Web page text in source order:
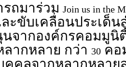
ถมาร่วม Join us in the
ะขับเคลื่อนประเด็
จากองค์กรคอมมูนิ
ากหลาย กว่า 30 คอ
คคลจากหลากหลาย